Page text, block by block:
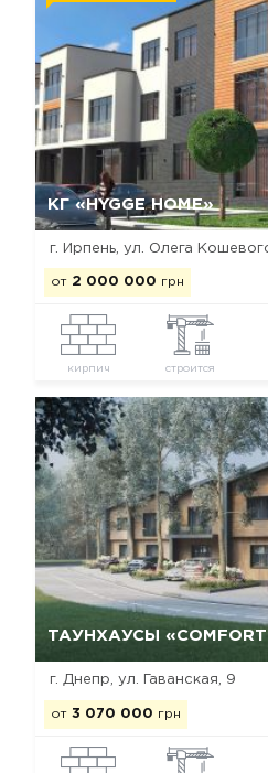
КГ «HYGGE HOME»
г. Ирпень, ул. Олега
от 2 000 000 грн
кирпич строится
ТАУНХАУСЫ «COMFORT
г. Днепр, ул. Гаванская, 9
от 3 070 000 грн
Да, удалить